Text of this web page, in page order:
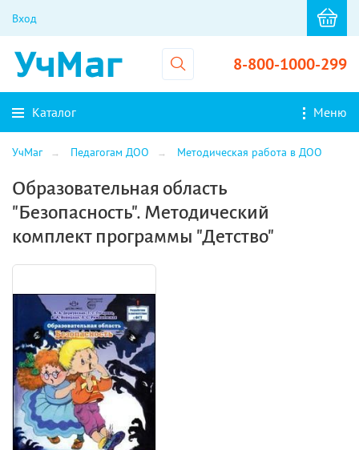
Вход
8-800-1000-299
Каталог Меню
УчМаг Педагогам ДОО Методическая работа в ДОО
Образовательная область
"Безопасность". Методический
комплект программы "Детство"